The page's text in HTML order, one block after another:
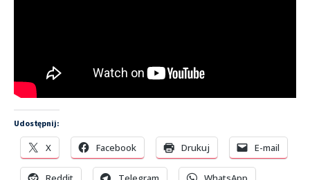
Udostępnij:
X Facebook Drukuj E-mail